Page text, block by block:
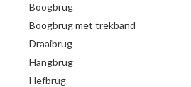
Boogbrug
Boogbrug met trekband
Draaibrug
Hangbrug
Hefbrug